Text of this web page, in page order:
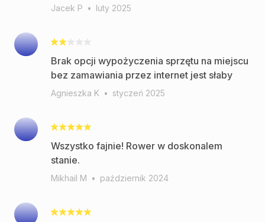
Jacek P • luty 2025
Brak opcji wypożyczenia sprzętu na miejscu
bez zamawiania przez internet jest słaby
Agnieszka K • styczeń 2025
Wszystko fajnie! Rower w doskonalem
stanie.
Mikhail M • październik 2024